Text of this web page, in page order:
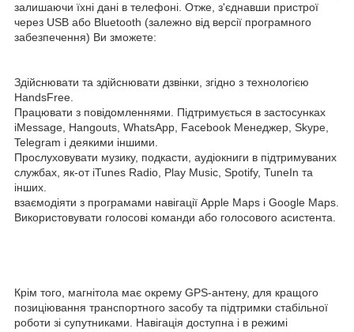
залишаючи їхні дані в телефоні. Отже, з'єднавши пристрої
через USB або Bluetooth (залежно від версії програмного
забезпечення) Ви зможете:
Здійснювати та здійснювати дзвінки, згідно з технологією
HandsFree.
Працювати з повідомленнями. Підтримується в застосунках
iMessage, Hangouts, WhatsApp, Facebook Менеджер, Skype,
Telegram і деякими іншими.
Прослуховувати музику, подкасти, аудіокниги в підтримуваних
службах, як-от iTunes Radio, Play Music, Spotify, TuneIn та
інших.
взаємодіяти з програмами навігації Apple Maps і Google Maps.
Використовувати голосові команди або голосового асистента.
Крім того, магнітола має окрему GPS-антену, для кращого
позиціювання транспортного засобу та підтримки стабільної
роботи зі супутниками. Навігація доступна і в режимі